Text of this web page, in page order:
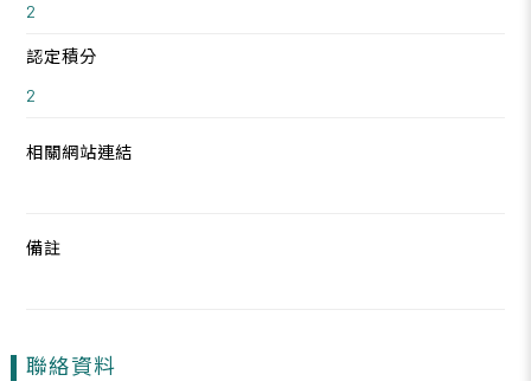
2
認定積分
2
相關網站連結
備註
聯絡資料